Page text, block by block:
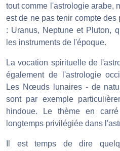
tout comme l'astrologie arabe,
est de ne pas tenir compte
: Uranus, Neptune et Pluton,
les instruments de l'époque.
La vocation spirituelle de
également de l'astrologie
Les Nœuds lunaires - de
sont par exemple
hindoue. Le thème en
longtemps privilégiée dans
Il est temps de dire